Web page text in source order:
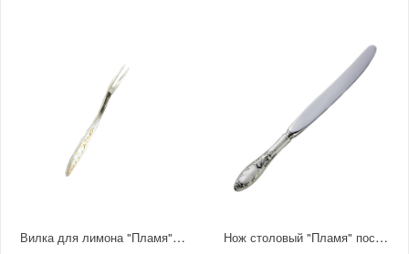
Вилка для лимона "Пламя" частичная позолота Нож столовый "Пламя" посеребренный